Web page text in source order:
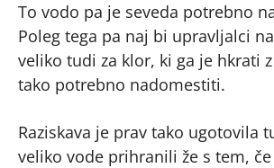
To vodo pa je seveda potrebno
Poleg tega pa naj bi upravljalci
veliko tudi za klor, ki ga je hkrati
tako potrebno nadomestiti.
Raziskava je prav tako ugotovila
veliko vode prihranili že s tem,